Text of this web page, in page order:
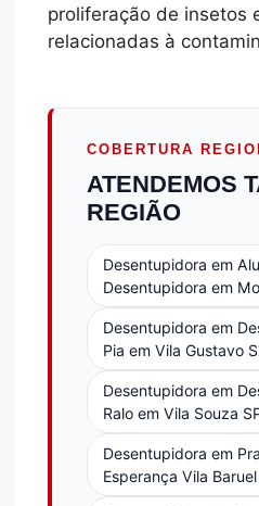
proliferação de insetos
relacionadas à
COBERTURA
ATENDEMOS
REGIÃO
Desentupidora em
Desentupidora em
Desentupidora em
Pia em Vila Gustavo
Desentupidora em
Ralo em Vila Souza
Desentupidora em
Esperança Vila